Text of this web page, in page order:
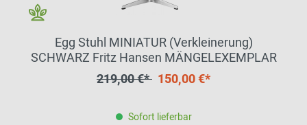
Egg Stuhl MINIATUR (Verkleinerung)
SCHWARZ Fritz Hansen MÄNGELEXEMPLAR
219,00 €* 150,00 €*
Sofort lieferbar